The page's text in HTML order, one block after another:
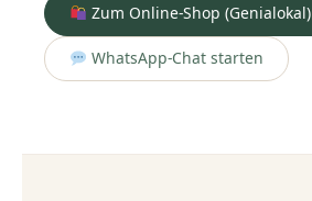
Zum Online-Shop (Genialokal)
WhatsApp-Chat starten